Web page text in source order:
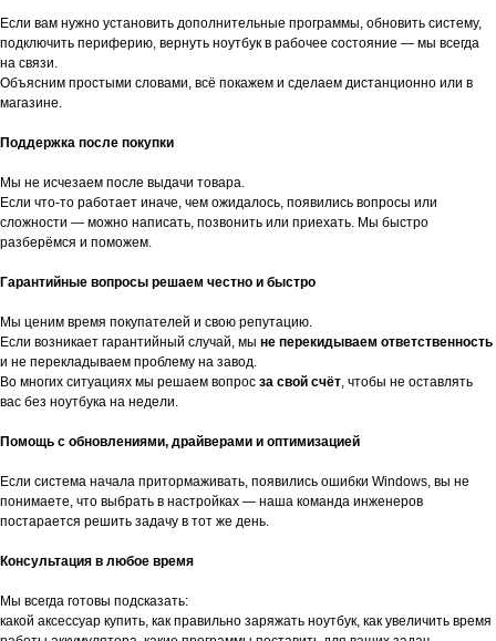
Если вам нужно установить дополнительные программы, обновить систему,
подключить периферию, вернуть ноутбук в рабочее состояние — мы всегда
на связи.
Объясним простыми словами, всё покажем и сделаем дистанционно или в
магазине.
Поддержка после покупки
Мы не исчезаем после выдачи товара.
Если что-то работает иначе, чем ожидалось, появились вопросы или
сложности — можно написать, позвонить или приехать. Мы быстро
разберёмся и поможем.
Гарантийные вопросы решаем честно и быстро
Мы ценим время покупателей и свою репутацию.
Если возникает гарантийный случай, мы не перекидываем ответственность
и не перекладываем проблему на завод.
Во многих ситуациях мы решаем вопрос за свой счёт, чтобы не оставлять
вас без ноутбука на недели.
Помощь с обновлениями, драйверами и оптимизацией
Если система начала притормаживать, появились ошибки Windows, вы не
понимаете, что выбрать в настройках — наша команда инженеров
постарается решить задачу в тот же день.
Консультация в любое время
Мы всегда готовы подсказать:
какой аксессуар купить, как правильно заряжать ноутбук, как увеличить время